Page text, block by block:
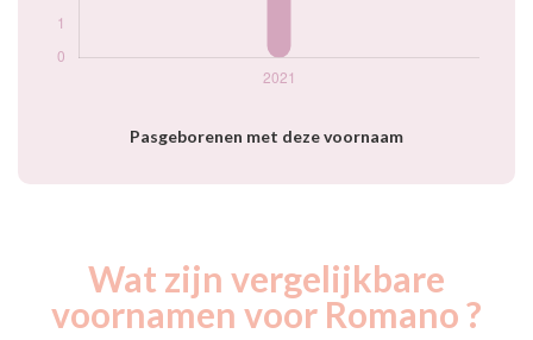
Pasgeborenen met deze voornaam
Wat zijn vergelijkbare
voornamen voor Romano ?